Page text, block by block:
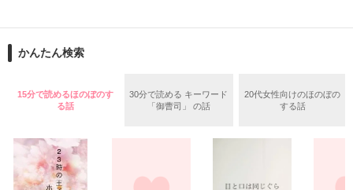
★さらさらとさま
作品を読む
この一言が
浮気者♂×彼氏大好き♀
かんたん検索
15分で読めるほのぼのす
る話
30分で読める キーワード
「御曹司」 の話
20代女性向けのほのぼの
する話